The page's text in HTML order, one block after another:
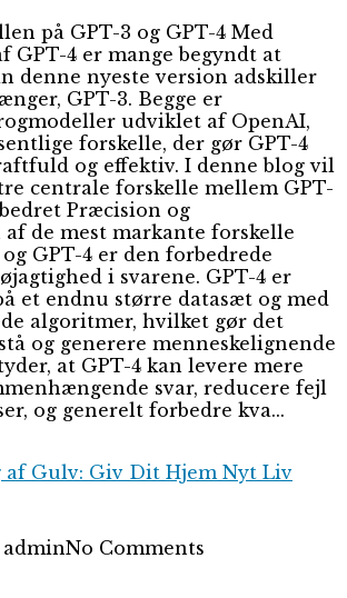
på GPT-3 og GPT-4 Med
GPT-4 er mange begyndt at
denne nyeste version adskiller
GPT-3. Begge er
udviklet af OpenAI,
forskelle, der gør GPT-4
og effektiv. I denne blog vil
centrale forskelle mellem GPT-
Præcision og
de mest markante forskelle
GPT-4 er den forbedrede
i svarene. GPT-4 er
et endnu større datasæt og med
algoritmer, hvilket gør det
og generere menneskelignende
at GPT-4 kan levere mere
svar, reducere fejl
og generelt forbedre kva...
adminNo Comments